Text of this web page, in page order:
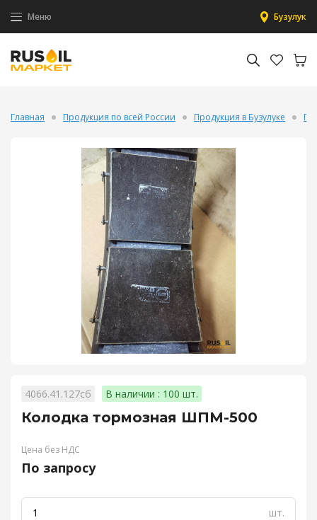
Меню Бузулук
Главная Продукция по всей России Продукция в Бузулуке
4066.41.127сб В наличии : 100 шт.
Колодка тормозная ШПМ-500
Цена без НДС
По запросу
шт.